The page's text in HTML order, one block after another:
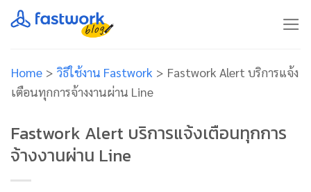
Skip
to
Home > วิธีใช้งาน Fastwork > Fastwork Alert บริการแจ้ง
เตือนทุกการจ้างงานผ่าน Line
Fastwork Alert บริการแจ้งเตือนทุกการ
จ้างงานผ่าน Line